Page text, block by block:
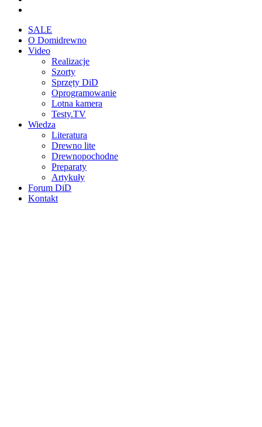
SALE
O Domidrewno
Video
Realizacje
Szorty
Sprzęty DiD
Oprogramowanie
Lotna kamera
Testy.TV
Wiedza
Literatura
Drewno lite
Drewnopochodne
Preparaty
Artykuły
Forum DiD
Kontakt